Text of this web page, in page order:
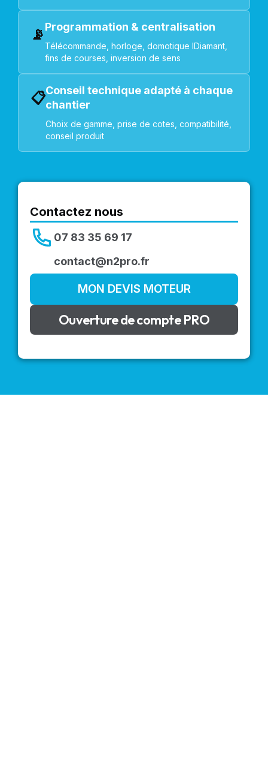
📡Programmation & centralisation
Télécommande, horloge, domotique IDiamant,
fins de courses, inversion de sens
📋Conseil technique adapté à chaque
chantier
Choix de gamme, prise de cotes, compatibilité,
conseil produit
Contactez nous
07 83 35 69 17
contact@n2pro.fr
MON DEVIS MOTEUR
Ouverture de compte PRO